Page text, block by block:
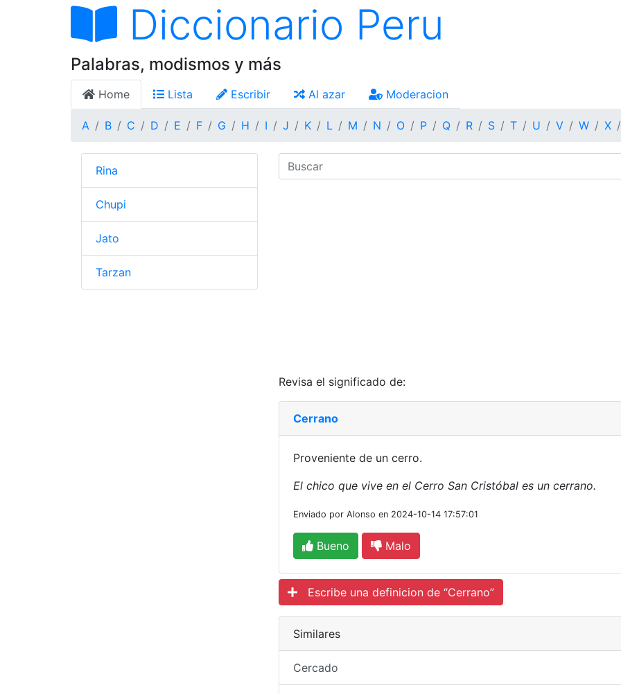
Diccionario Peru
Palabras, modismos y más
Home Lista Escribir Al azar Moderacion
A B C D E F G H I J K L M N O P Q R S T U V W X
Revisa el significado de:
Cerrano
Proveniente de un cerro.
El chico que vive en el Cerro San Cristóbal es un cerrano.
Enviado por Alonso en 2024-10-14 17:57:01
Bueno Malo
Escribe una definicion de “Cerrano”
Similares
Cercado
Rina
Chupi
Jato
Tarzan